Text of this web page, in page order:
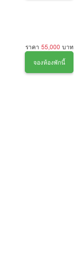
ราคา 55,000 บาท
จองห้องพักนี้